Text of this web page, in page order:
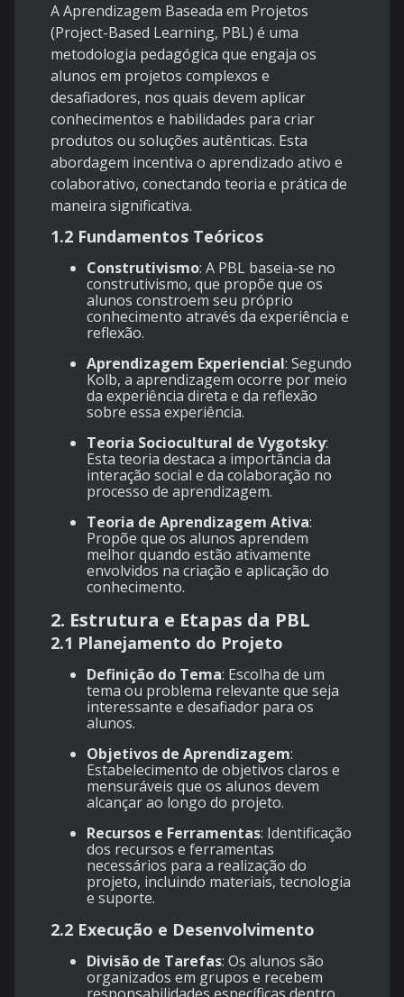
A Aprendizagem Baseada em Projetos
(Project-Based Learning, PBL) é uma
metodologia pedagógica que engaja os
alunos em projetos complexos e
desafiadores, nos quais devem aplicar
conhecimentos e habilidades para criar
produtos ou soluções autênticas. Esta
abordagem incentiva o aprendizado ativo e
colaborativo, conectando teoria e prática de
maneira significativa.
1.2 Fundamentos Teóricos
Construtivismo: A PBL baseia-se no
construtivismo, que propõe que os
alunos constroem seu próprio
conhecimento através da experiência e
reflexão.
Aprendizagem Experiencial: Segundo
Kolb, a aprendizagem ocorre por meio
da experiência direta e da reflexão
sobre essa experiência.
Teoria Sociocultural de Vygotsky:
Esta teoria destaca a importância da
interação social e da colaboração no
processo de aprendizagem.
Teoria de Aprendizagem Ativa:
Propõe que os alunos aprendem
melhor quando estão ativamente
envolvidos na criação e aplicação do
conhecimento.
2. Estrutura e Etapas da PBL
2.1 Planejamento do Projeto
Definição do Tema: Escolha de um
tema ou problema relevante que seja
interessante e desafiador para os
alunos.
Objetivos de Aprendizagem:
Estabelecimento de objetivos claros e
mensuráveis que os alunos devem
alcançar ao longo do projeto.
Recursos e Ferramentas: Identificação
dos recursos e ferramentas
necessários para a realização do
projeto, incluindo materiais, tecnologia
e suporte.
2.2 Execução e Desenvolvimento
Divisão de Tarefas: Os alunos são
organizados em grupos e recebem